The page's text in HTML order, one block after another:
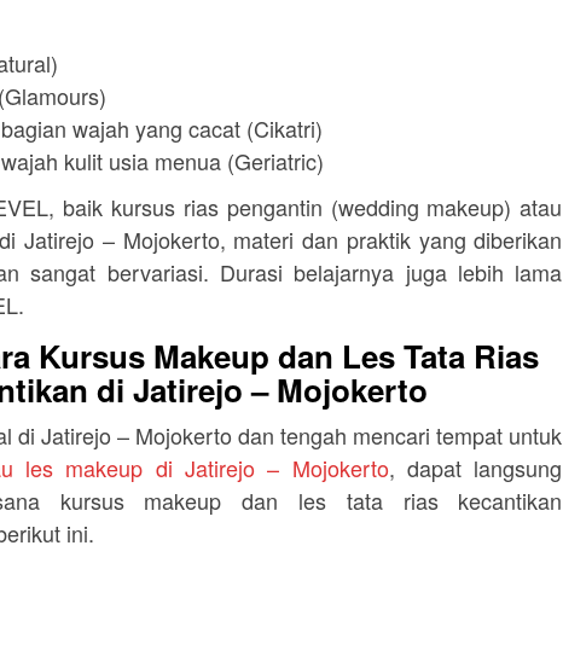
wajah yang cacat (Cikatri)
kulit usia menua (Geriatric)
baik kursus rias pengantin (wedding makeup) atau
Jatirejo – Mojokerto, materi dan praktik yang diberikan
sangat bervariasi. Durasi belajarnya juga lebih lama
Kursus Makeup dan Les Tata Rias
di Jatirejo – Mojokerto
di Jatirejo – Mojokerto dan tengah mencari tempat untuk
les makeup di Jatirejo – Mojokerto, dapat langsung
kursus makeup dan les tata rias kecantikan
ini.